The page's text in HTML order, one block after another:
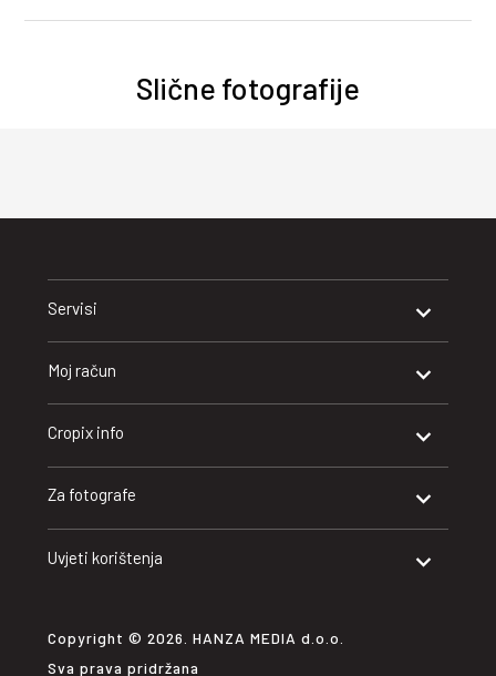
Slične fotografije
Servisi
Moj račun
Cropix info
Za fotografe
Uvjeti korištenja
Copyright © 2026. HANZA MEDIA d.o.o.
Sva prava pridržana